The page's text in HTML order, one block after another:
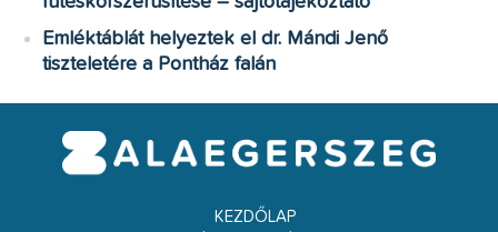
Emléktáblát helyeztek el dr. Mándi Jenő
tiszteletére a Pontház falán
KEZDŐLAP